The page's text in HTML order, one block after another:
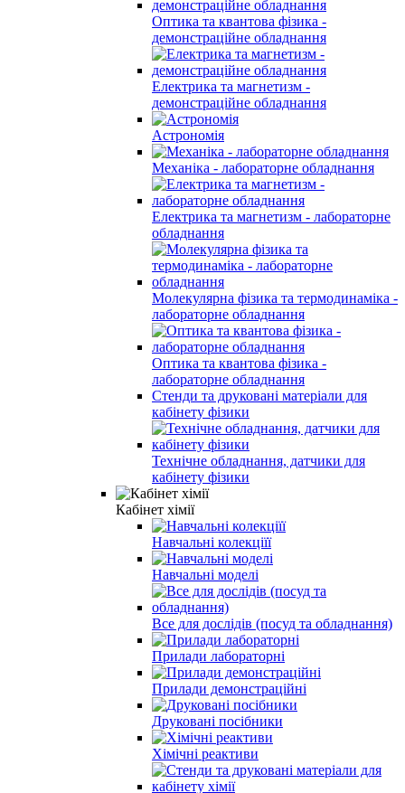
Оптика та квантова фізика -
демонстраційне обладнання
Електрика та магнетизм -
демонстраційне обладнання
Астрономія
Механіка - лабораторне обладнання
Електрика та магнетизм - лабораторне
обладнання
Молекулярна фізика та термодинаміка -
лабораторне обладнання
Оптика та квантова фізика -
лабораторне обладнання
Стенди та друковані матеріали для
кабінету фізики
Технічне обладнання, датчики для
кабінету фізики
Кабінет хімії
Навчальні колекціїї
Навчальні моделі
Все для дослідів (посуд та обладнання)
Прилади лабораторні
Прилади демонстраційні
Друковані посібники
Хімічні реактиви